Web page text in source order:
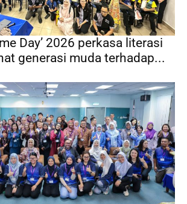
Day’ 2026 perkasa literasi
generasi muda terhadap...